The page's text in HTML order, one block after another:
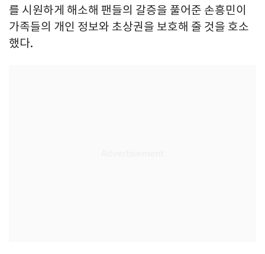
를 시원하게 해소해 팬들의 갈증을 풀어준 손흥민이
가족들의 개인 정보와 초상권을 보호해 줄 것을 호소
했다.